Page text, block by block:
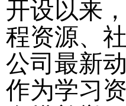
开设以来
程资源、
公司最新
作为学习